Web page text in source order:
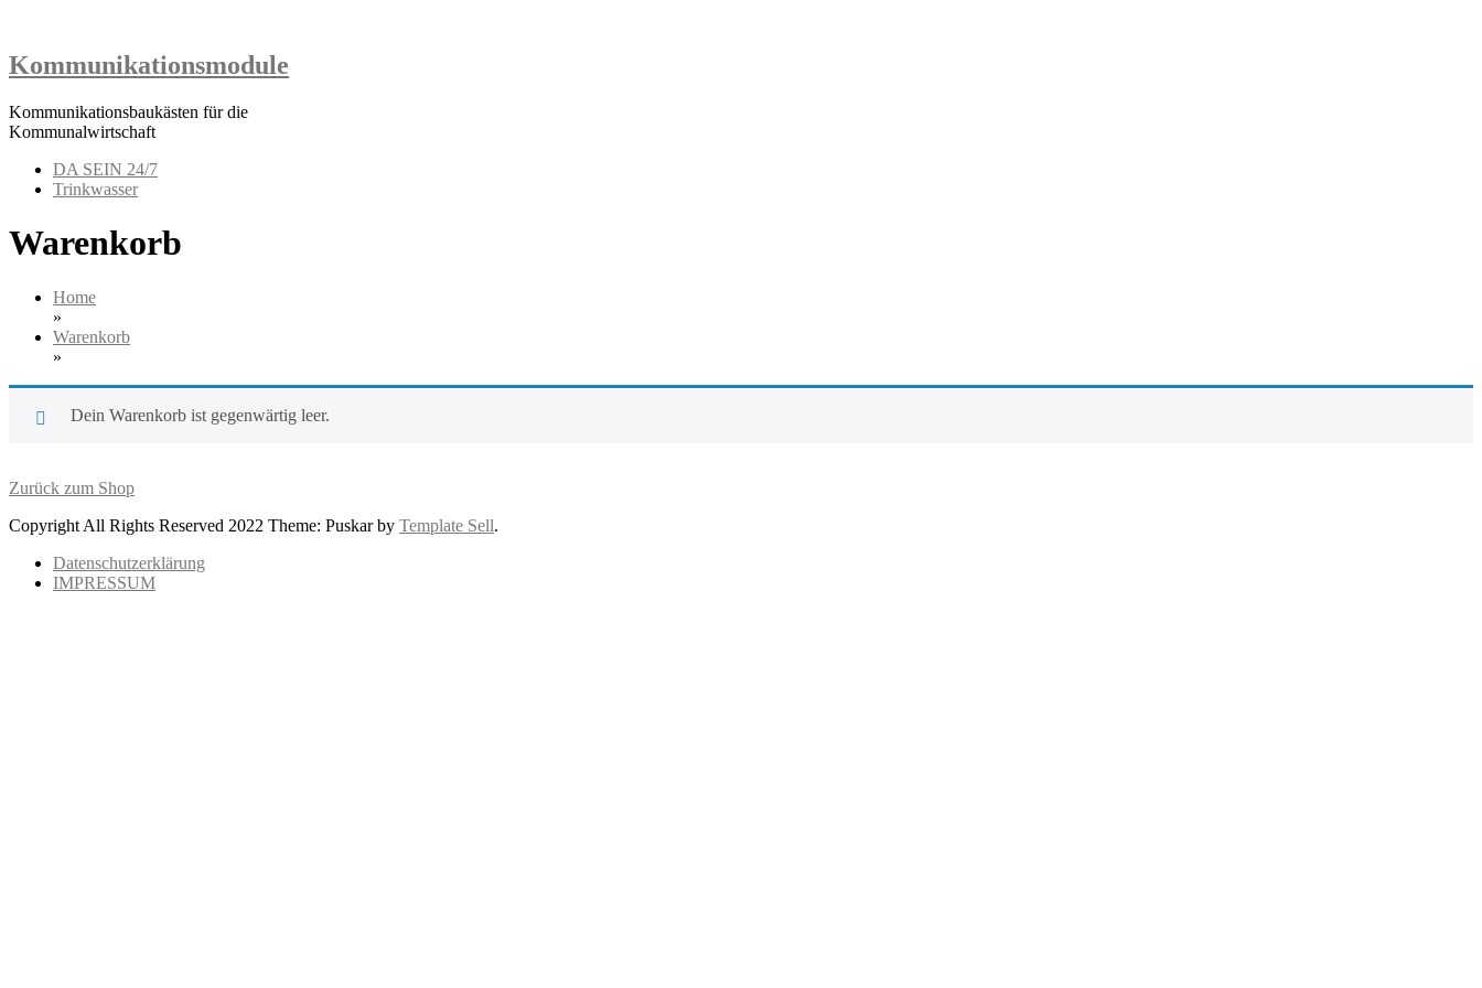
content
Kommunikationsmodule
Kommunikationsbaukästen für die
Kommunalwirtschaft
DA SEIN 24/7
Trinkwasser
Warenkorb
Home
»
Warenkorb
»
Dein Warenkorb ist gegenwärtig leer.
Zurück zum Shop
Copyright All Rights Reserved 2022 Theme: Puskar by Template Sell.
Datenschutzerklärung
IMPRESSUM